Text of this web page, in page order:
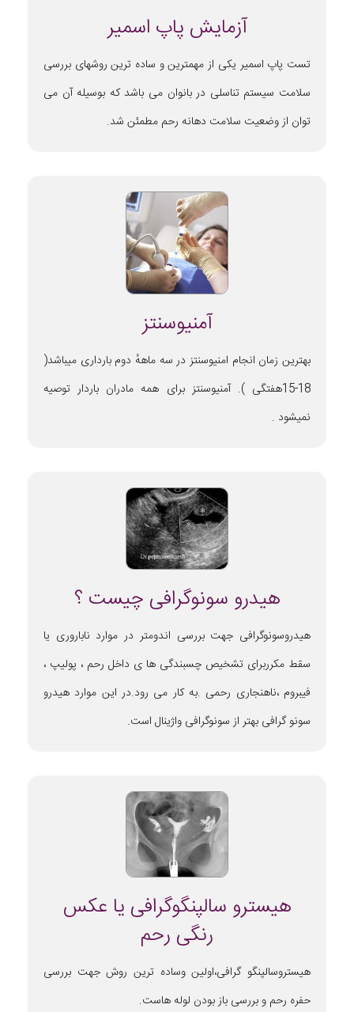
آزمایش پاپ اسمیر
تست پاپ اسمیر یکی از مهمترین و ساده ترین روشهای بررسی
سلامت سیستم تناسلی در بانوان می باشد که بوسیله آن می
توان از وضعیت سلامت دهانه رحم مطمئن شد.
آمنیوسنتز
بهترین زمان انجام امنیوسنتز در سه ماههٔ دوم بارداری میباشد(
18-15هفتگی ). آمنیوسنتز برای همه مادران باردار توصیه
نمیشود .
هیدرو سونوگرافی چیست ؟
هیدروسونوگرافی جهت بررسی اندومتر در موارد ناباروری یا
سقط مکرربرای تشخیص چسبندگی ها ی داخل رحم ، پولیپ ،
فیبروم ،ناهنجاری رحمی .به کار می رود.در این موارد هیدرو
سونو گرافی بهتر از سونوگرافی واژینال است.
هیسترو سالپنگوگرافی یا عکس
رنگی رحم
هیستروسالپنگو گرافی،اولین وساده ترین روش جهت بررسی
حفره رحم و بررسی باز بودن لوله هاست.